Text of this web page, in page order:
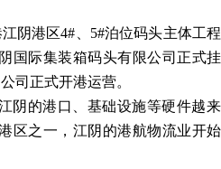
阴港区4#、5#泊位码头主体工程
国际集装箱码头有限公司正式挂
司正式开港运营。
阴的港口、基础设施等硬件越来
区之一，江阴的港航物流业开始